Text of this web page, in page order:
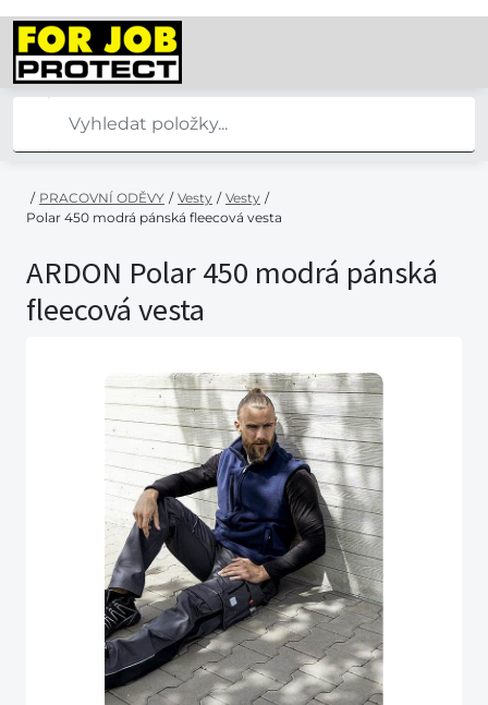
/ PRACOVNÍ ODĚVY / Vesty / Vesty /
Polar 450 modrá pánská fleecová vesta
ARDON Polar 450 modrá pánská
fleecová vesta